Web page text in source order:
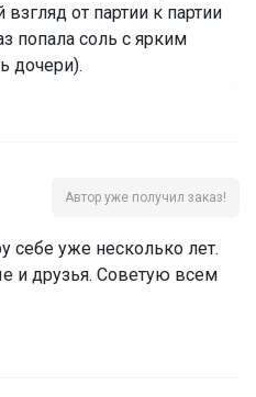
от партии к партии
попала соль с ярким
дочери).
Автор уже получил заказ!
себе уже несколько лет.
и друзья. Советую всем